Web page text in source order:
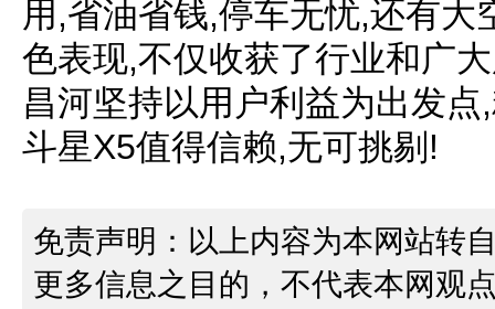
用,省油省钱,停车无忧,还有
色表现,不仅收获了行业和广
昌河坚持以用户利益为出发
斗星X5值得信赖,无可挑剔!
免责声明：以上内容为本网站转
更多信息之目的，不代表本网观